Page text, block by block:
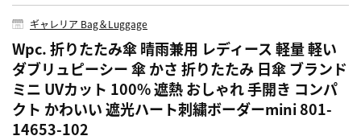
ギャレリア Bag＆Luggage
Wpc. 折りたたみ傘 晴雨兼用 レディース 軽量 軽い
ダブリュピーシー 傘 かさ 折りたたみ 日傘 ブランド
ミニ UVカット 100% 遮熱 おしゃれ 手開き コンパ
クト かわいい 遮光ハート刺繍ボーダーmini 801-
14653-102